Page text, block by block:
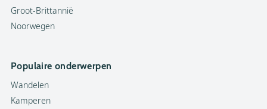
Groot-Brittannië
Noorwegen
Populaire onderwerpen
Wandelen
Kamperen